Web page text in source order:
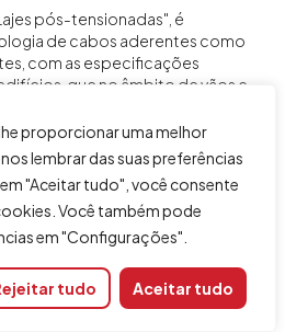
proporcionar uma melhor
lembrar das suas preferências
"Aceitar tudo", você consente
Você também pode
em "Configurações".
tudo Aceitar tudo
pós-tensionadas", é
de cabos aderentes como
com as especificações
que no âmbito de vãos e
locais comerciais, é o campo
presente módulo.
a acção do pré-
directamente através das
cabo e das forças de desvio,
a considera directamente no
passiva. Para cabos
tido em conta a contribuição
ou restante da armadura